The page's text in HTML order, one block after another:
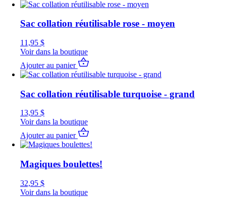
Sac collation réutilisable rose - moyen
11,95 $
Voir dans la boutique
Ajouter au panier
Sac collation réutilisable turquoise - grand
13,95 $
Voir dans la boutique
Ajouter au panier
Magiques boulettes!
32,95 $
Voir dans la boutique